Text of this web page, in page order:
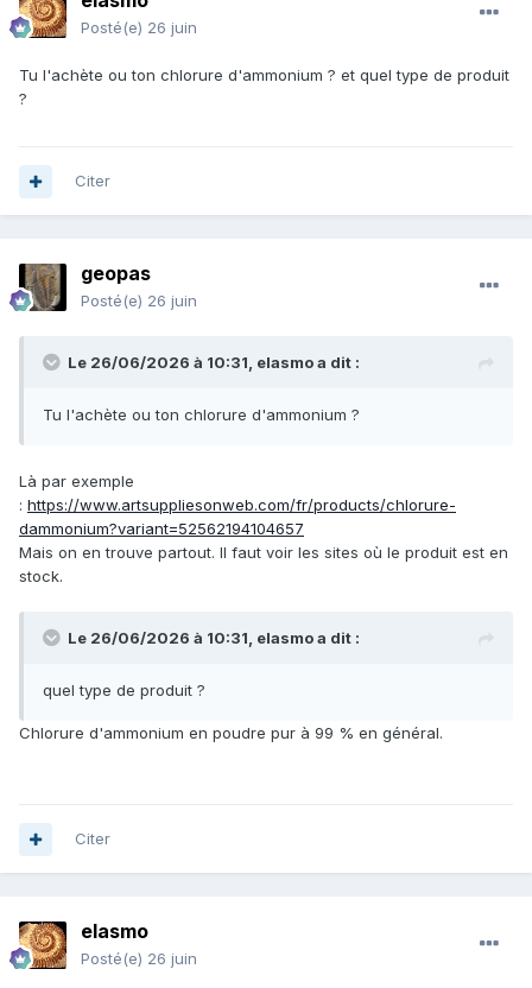
Posté(e) 26 juin
Tu l'achète ou ton chlorure d'ammonium ? et quel type de produit
?
Citer
geopas
Posté(e) 26 juin
Le 26/06/2026 à 10:31, elasmoa dit :
Tu l'achète ou ton chlorure d'ammonium ?
Là par exemple
: https://www.artsuppliesonweb.com/fr/products/chlorure-
dammonium?variant=52562194104657
Mais on en trouve partout. Il faut voir les sites où le produit est en
stock.
Le 26/06/2026 à 10:31, elasmoa dit :
quel type de produit ?
Chlorure d'ammonium en poudre pur à 99 % en général.
Citer
elasmo
Posté(e) 26 juin